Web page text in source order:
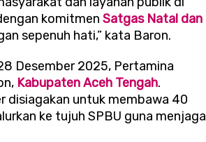
komitmen Satgas Natal dan
sepenuh hati,” kata Baron.
Desember 2025, Pertamina
Kabupaten Aceh Tengah.
disiagakan untuk membawa 40
ke tujuh SPBU guna menjaga